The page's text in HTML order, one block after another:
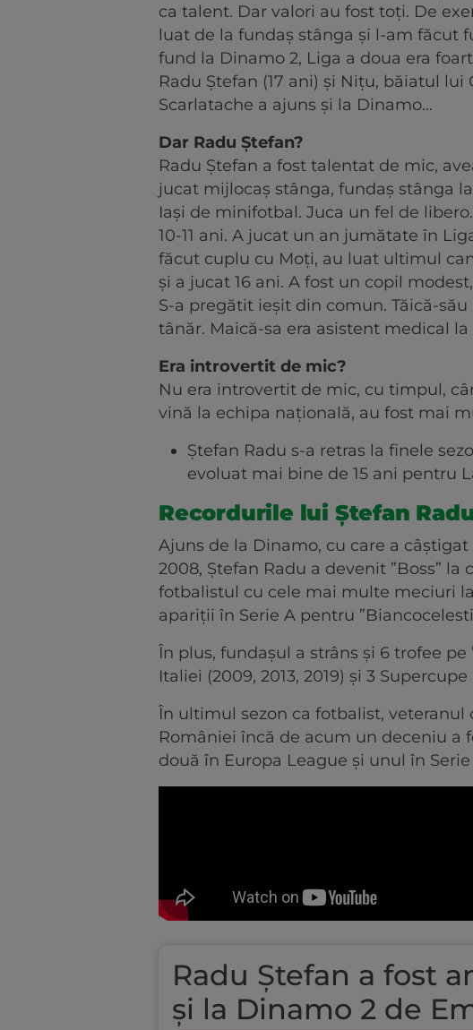
ca talent. Dar valori au fost toți. De
luat de la fundaș stânga și l-am făcut
fund la Dinamo 2, Liga a doua era
Radu Ștefan (17 ani) și Nițu, băiatul lui
Scarlatache a ajuns și la Dinamo...
Dar Radu Ștefan?
Radu Ștefan a fost talentat de mic,
jucat mijlocaș stânga, fundaș stânga
Iași de minifotbal. Juca un fel de
10-11 ani. A jucat un an jumătate în
făcut cuplu cu Moți, au luat ultimul
și a jucat 16 ani. A fost un copil
S-a pregătit ieșit din comun. Tăică-
tânăr. Maică-sa era asistent medical
Era introvertit de mic?
Nu era introvertit de mic, cu timpul,
vină la echipa națională, au fost mai
Ștefan Radu s-a retras la finele
evoluat mai bine de 15 ani pentru
Recordurile lui Ștefan
Ajuns de la Dinamo, cu care a
2008, Ștefan Radu a devenit ”Boss”
fotbalistul cu cele mai multe meciuri
apariții în Serie A pentru
În plus, fundașul a strâns și 6 trofee pe
Italiei (2009, 2013, 2019) și 3 Supercupe
În ultimul sezon ca fotbalist,
României încă de acum un deceniu a
două în Europa League și unul în Serie
Radu Ștefan a fost
și la Dinamo 2 de